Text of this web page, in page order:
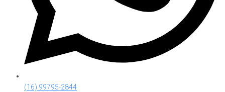
(16) 99795-2844